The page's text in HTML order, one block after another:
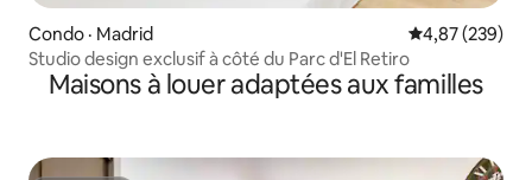
Condo · Madrid Note
4,87 (239)
Studio design exclusif à côté du Parc d'El Retiro
Maisons à louer adaptées aux familles